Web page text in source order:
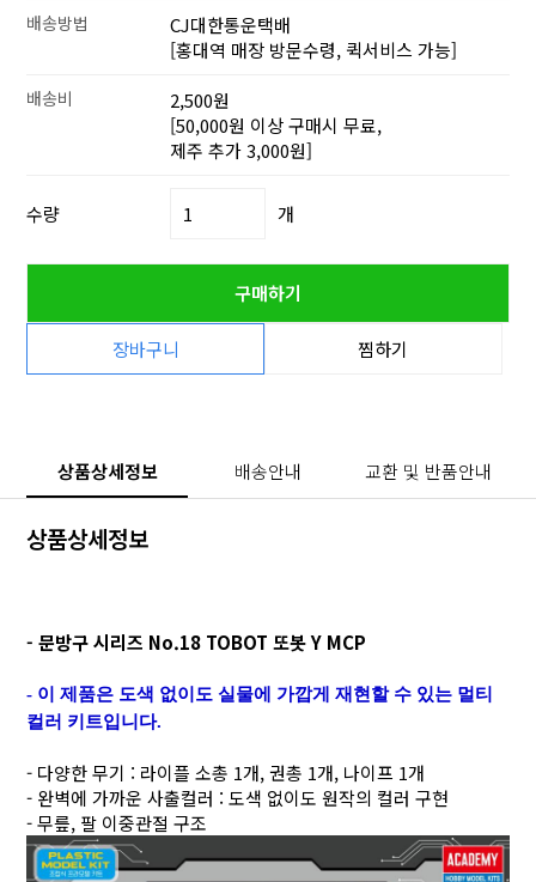
배송방법
CJ대한통운택배
[홍대역 매장 방문수령, 퀵서비스 가능]
배송비
2,500원
[50,000원 이상 구매시 무료,
제주 추가 3,000원]
수량 개
구매하기
장바구니 찜하기
상품상세정보 배송안내 교환 및 반품안내
상품상세정보
- 문방구 시리즈 No.18 TOBOT 또봇 Y MCP
- 이 제품은 도색 없이도 실물에 가깝게 재현할 수 있는 멀티
컬러 키트입니다.
- 다양한 무기 : 라이플 소총 1개, 권총 1개, 나이프 1개
- 완벽에 가까운 사출컬러 : 도색 없이도 원작의 컬러 구현
- 무릎, 팔 이중관절 구조